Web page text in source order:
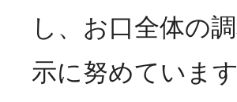
し、お口全体の
示に努めていま